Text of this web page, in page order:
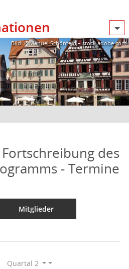
Bild: @Manuel Schönfeld – stock.adobe.com
des
- Termine
Mitglieder
Quartal 2